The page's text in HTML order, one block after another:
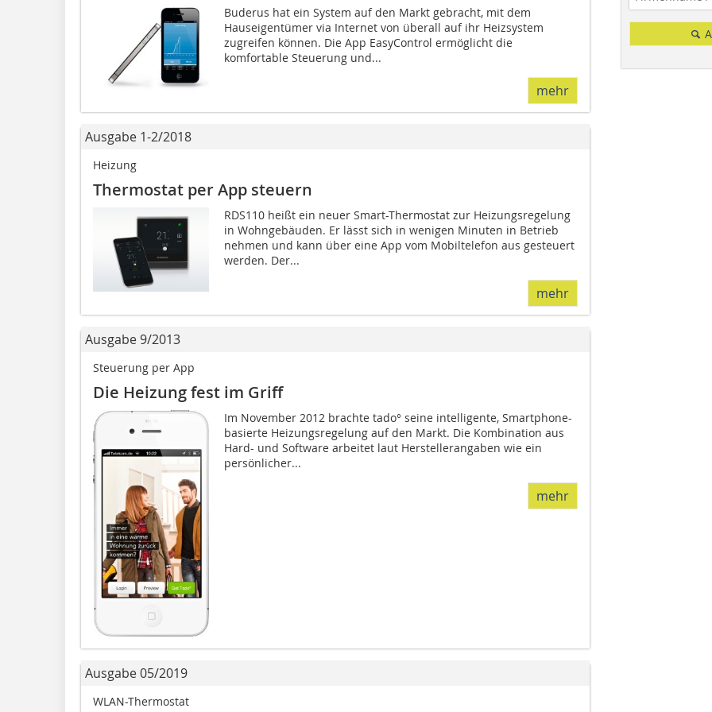
Buderus hat ein System auf den Markt gebracht, mit dem
Hauseigentümer via Internet von überall auf ihr Heizsystem
zugreifen können. Die App EasyControl er­­möglicht die
komfortable Steuerung und...
mehr
Ausgabe 1-2/2018
Heizung
Thermostat per App steuern
RDS110 heißt ein neuer Smart-Thermostat zur Heizungsregelung
in Wohngebäuden. Er lässt sich in wenigen Minuten in Betrieb
nehmen und kann über eine App vom Mobiltelefon aus gesteuert
werden. Der...
mehr
Ausgabe 9/2013
Steuerung per App
Die Heizung fest im Griff
Im November 2012 brachte tado° seine intelligente, Smartphone-
basierte Heizungsregelung auf den Markt. Die Kombination aus
Hard- und Software arbeitet laut Herstellerangaben wie ein
persönlicher...
mehr
Ausgabe 05/2019
WLAN-Thermostat